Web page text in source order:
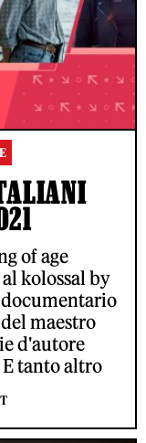
of age
kolossal by
maestro
d'autore
tanto altro